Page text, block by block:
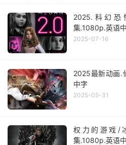
2025.科幻恐
集.1080p.英语
2025-07-16
2025最新动画.
中字
2025-05-31
权力的游戏/
集.1080p.英语